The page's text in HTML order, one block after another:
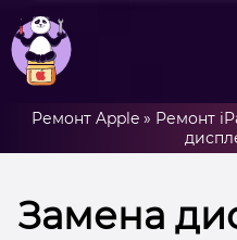
Ремонт Apple » Ремонт
Замена